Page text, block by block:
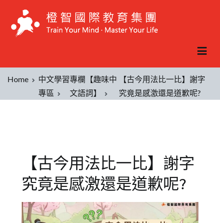
Home
中文學習
專區
專欄【趣味中
文語詞】
【古今用法比一比】謝字
究竟是感激還是道歉呢?
【古今用法比一比】謝字
究竟是感激還是道歉呢?